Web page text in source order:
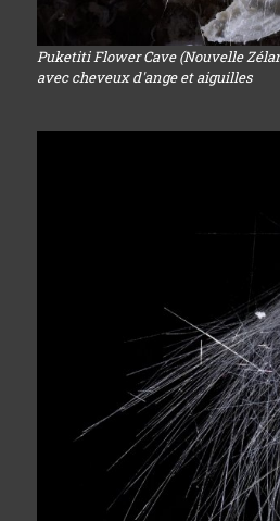
Puketiti Flower Cave (Nouvelle
avec cheveux d'ange et aiguilles